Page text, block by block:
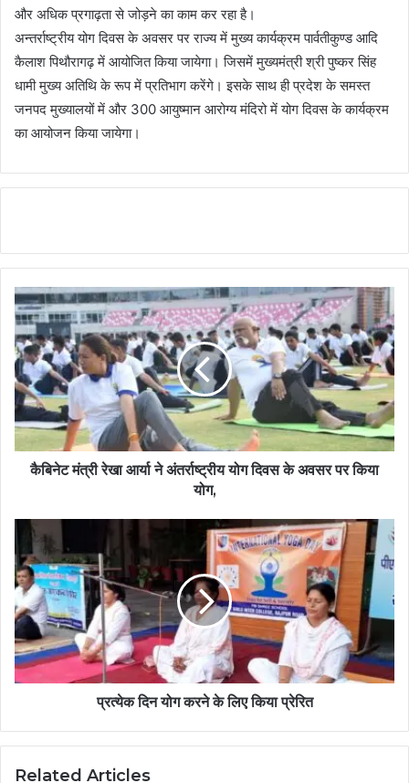
और अधिक प्रगाढ़ता से जोड़ने का काम कर रहा है।
अन्तर्राष्ट्रीय योग दिवस के अवसर पर राज्य में मुख्य कार्यक्रम पार्वतीकुण्ड आदि
कैलाश पिथौरागढ़ में आयोजित किया जायेगा। जिसमें मुख्यमंत्री श्री पुष्कर सिंह
धामी मुख्य अतिथि के रूप में प्रतिभाग करेंगे। इसके साथ ही प्रदेश के समस्त
जनपद मुख्यालयों में और 300 आयुष्मान आरोग्य मंदिरो में योग दिवस के कार्यक्रम
का आयोजन किया जायेगा।
कैबिनेट मंत्री रेखा आर्या ने अंतर्राष्ट्रीय योग दिवस के अवसर पर किया
योग,
प्रत्येक दिन योग करने के लिए किया प्रेरित
Related Articles